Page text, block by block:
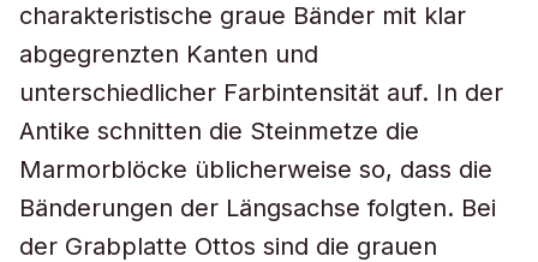
charakteristische graue Bänder mit klar
abgegrenzten Kanten und
unterschiedlicher Farbintensität auf. In der
Antike schnitten die Steinmetze die
Marmorblöcke üblicherweise so, dass die
Bänderungen der Längsachse folgten. Bei
der Grabplatte Ottos sind die grauen